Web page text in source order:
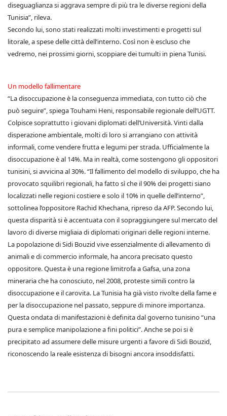
diseguaglianza si aggrava sempre di più tra le diverse regioni della
Tunisia”, rileva.
Secondo lui, sono stati realizzati molti investimenti e progetti sul
litorale, a spese delle città dell’interno. Così non è escluso che
vedremo, nei prossimi giorni, scoppiare dei tumulti in piena Tunisi.
Un modello fallimentare
“La disoccupazione è la conseguenza immediata, con tutto ciò che
può seguire”, spiega Touhami Heni, responsabile regionale dell’UGTT.
Colpisce soprattutto i giovani diplomati dell’Università. Vinti dalla
disperazione ambientale, molti di loro si arrangiano con attività
informali, come vendere frutta e legumi per strada. Ufficialmente la
disoccupazione è al 14%. Ma in realtà, come sostengono gli oppositori
tunisini, si avvicina al 30%. “Il fallimento del modello di sviluppo, che ha
provocato squilibri regionali, ha fatto sì che il 90% dei progetti siano
localizzati nelle regioni costiere e solo il 10% in quelle dell’interno”,
sottolinea l’oppositore Rachid Khechana, ripreso da AFP. Secondo lui,
questa disparità si è accentuata con il sopraggiungere sul mercato del
lavoro di diverse migliaia di diplomati originari delle regioni interne.
La popolazione di Sidi Bouzid vive essenzialmente di allevamento di
animali e di commercio informale, ha ancora precisato questo
oppositore. Questa è una regione limitrofa a Gafsa, una zona
mineraria che ha conosciuto, nel 2008, proteste simili contro la
disoccupazione e il carovita. La Tunisia ha già visto rivolte della fame e
per la disoccupazione nel passato, seppure di minore importanza.
Questa ondata di manifestazioni è definita dal governo tunisino “una
pura e semplice manipolazione a fini politici”. Anche se poi si è
precipitato ad assumere delle misure urgenti a favore di Sidi Bouzid,
riconoscendo la reale esistenza di bisogni ancora insoddisfatti.